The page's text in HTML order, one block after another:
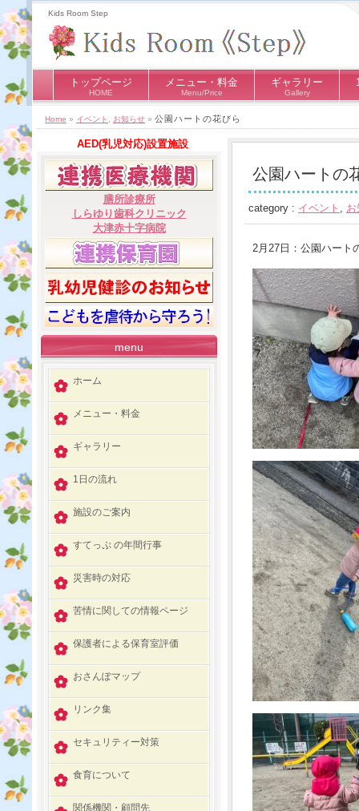
Kids Room Step
トップページ
HOME
メニュー・料金
Menu/Price
ギャラリー
Gallery
Home » イベント お知らせ » 公園ハートの花びら
公園ハートの
category : イベント ,
2月27日：公園ハート
AED(乳児対応)設置施設
膳所診療所
しらゆり歯科クリニック
大津赤十字病院
menu
ホーム
メニュー・料金
ギャラリー
1日の流れ
施設のご案内
すてっぷ の年間行事
災害時の対応
苦情に関しての情報ページ
保護者による保育室評価
おさんぽマップ
リンク集
セキュリティー対策
食育について
関係機関・顧問先